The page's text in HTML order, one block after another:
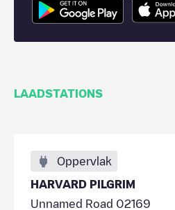
LAADSTATIONS
Oppervlak
HARVARD PILGRIM
Unnamed Road 02169